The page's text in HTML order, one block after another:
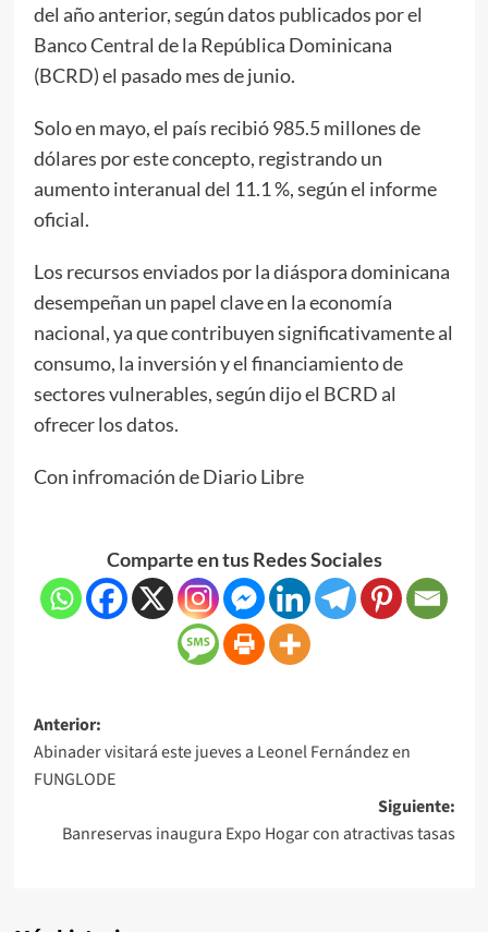
del año anterior, según datos publicados por el
Banco Central de la República Dominicana
(BCRD) el pasado mes de junio.
Solo en mayo, el país recibió 985.5 millones de
dólares por este concepto, registrando un
aumento interanual del 11.1 %, según el informe
oficial.
Los recursos enviados por la diáspora dominicana
desempeñan un papel clave en la economía
nacional, ya que contribuyen significativamente al
consumo, la inversión y el financiamiento de
sectores vulnerables, según dijo el BCRD al
ofrecer los datos.
Con infromación de Diario Libre
Comparte en tus Redes Sociales
Anterior:
Abinader visitará este jueves a Leonel Fernández en
FUNGLODE
Siguiente:
Banreservas inaugura Expo Hogar con atractivas tasas